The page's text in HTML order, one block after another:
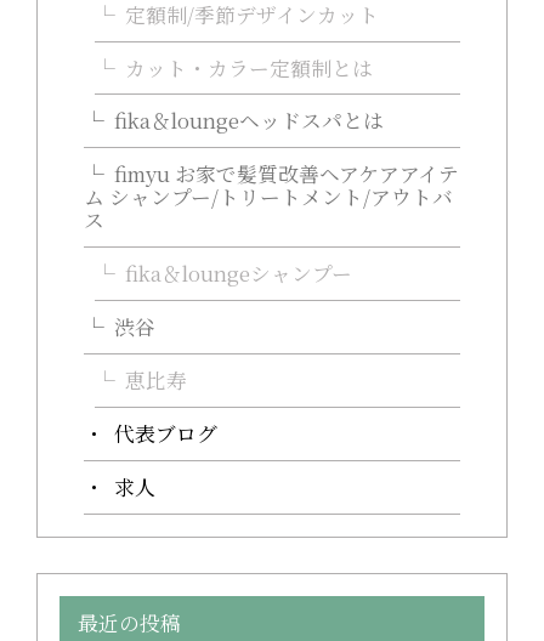
定額制/季節デザインカット
カット・カラー定額制とは
fika＆loungeヘッドスパとは
fimyu お家で髪質改善ヘアケアアイテ
ム シャンプー/トリートメント/アウトバ
ス
fika＆loungeシャンプー
渋谷
恵比寿
代表ブログ
求人
最近の投稿